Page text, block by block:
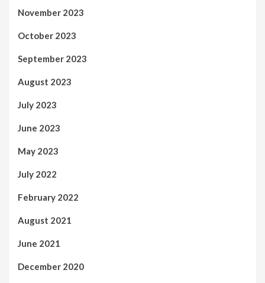
November 2023
October 2023
September 2023
August 2023
July 2023
June 2023
May 2023
July 2022
February 2022
August 2021
June 2021
December 2020